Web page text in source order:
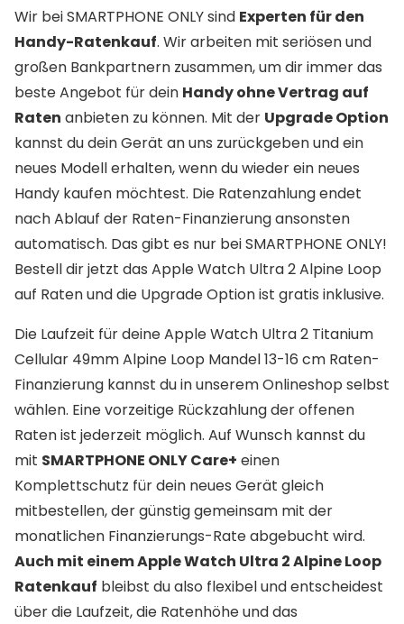
Wir bei SMARTPHONE ONLY sind Experten für den
Handy-Ratenkauf. Wir arbeiten mit seriösen und
großen Bankpartnern zusammen, um dir immer das
beste Angebot für dein Handy ohne Vertrag auf
Raten anbieten zu können. Mit der Upgrade Option
kannst du dein Gerät an uns zurückgeben und ein
neues Modell erhalten, wenn du wieder ein neues
Handy kaufen möchtest. Die Ratenzahlung endet
nach Ablauf der Raten-Finanzierung ansonsten
automatisch. Das gibt es nur bei SMARTPHONE ONLY!
Bestell dir jetzt das Apple Watch Ultra 2 Alpine Loop
auf Raten und die Upgrade Option ist gratis inklusive.
Die Laufzeit für deine Apple Watch Ultra 2 Titanium
Cellular 49mm Alpine Loop Mandel 13-16 cm Raten-
Finanzierung kannst du in unserem Onlineshop selbst
wählen. Eine vorzeitige Rückzahlung der offenen
Raten ist jederzeit möglich. Auf Wunsch kannst du
mit SMARTPHONE ONLY Care+ einen
Komplettschutz für dein neues Gerät gleich
mitbestellen, der günstig gemeinsam mit der
monatlichen Finanzierungs-Rate abgebucht wird.
Auch mit einem Apple Watch Ultra 2 Alpine Loop
Ratenkauf bleibst du also flexibel und entscheidest
über die Laufzeit, die Ratenhöhe und das